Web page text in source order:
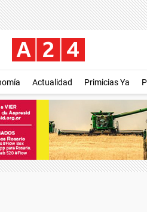
Actualidad Primicias Ya